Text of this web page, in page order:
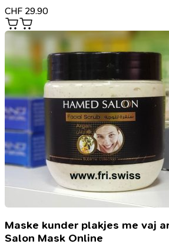
CHF 29.90
Maske kunder plakjes me vaj
Salon Mask Online